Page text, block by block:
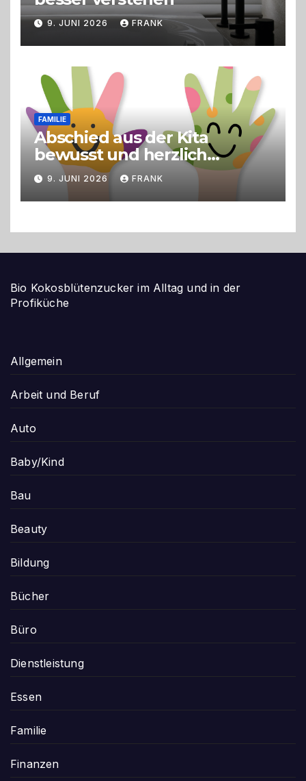
9. JUNI 2026 FRANK
FAMILIE
Abschied aus der Kita
bewusst und herzlich
gestalten
9. JUNI 2026 FRANK
Bio Kokosblütenzucker im Alltag und in der
Profiküche
Allgemein
Arbeit und Beruf
Auto
Baby/Kind
Bau
Beauty
Bildung
Bücher
Büro
Dienstleistung
Essen
Familie
Finanzen